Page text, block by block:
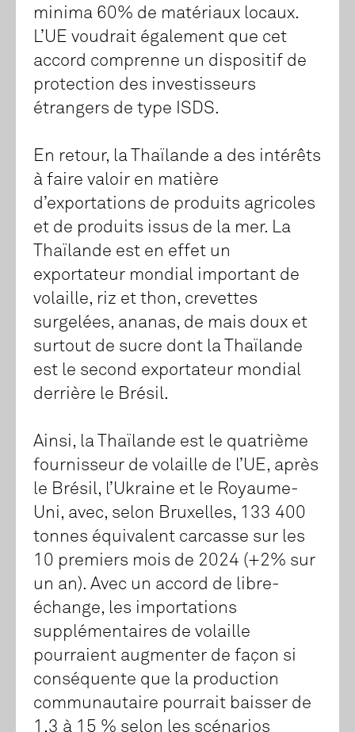
minima 60% de matériaux locaux.
L’UE voudrait également que cet
accord comprenne un dispositif de
protection des investisseurs
étrangers de type ISDS.
En retour, la Thaïlande a des intérêts
à faire valoir en matière
d’exportations de produits agricoles
et de produits issus de la mer. La
Thaïlande est en effet un
exportateur mondial important de
volaille, riz et thon, crevettes
surgelées, ananas, de mais doux et
surtout de sucre dont la Thaïlande
est le second exportateur mondial
derrière le Brésil.
Ainsi, la Thaïlande est le quatrième
fournisseur de volaille de l’UE, après
le Brésil, l’Ukraine et le Royaume-
Uni, avec, selon Bruxelles, 133 400
tonnes équivalent carcasse sur les
10 premiers mois de 2024 (+2% sur
un an). Avec un accord de libre-
échange, les importations
supplémentaires de volaille
pourraient augmenter de façon si
conséquente que la production
communautaire pourrait baisser de
1,3 à 15 % selon les scénarios